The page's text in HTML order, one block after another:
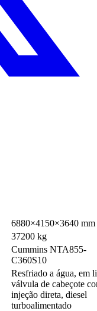
6880×4150×3640 mm
37200 kg
Cummins NTA855-
C360S10
Resfriado a água, em
válvula de cabeçote
injeção direta, diesel
turboalimentado